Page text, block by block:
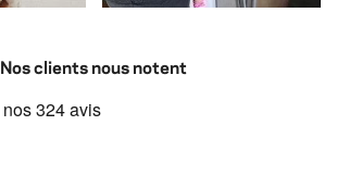
Nos clients nous notent